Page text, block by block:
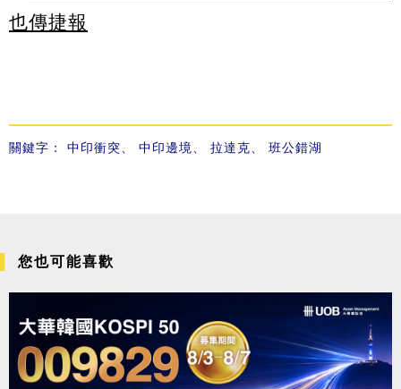
也傳捷報
關鍵字： 中印衝突 中印邊境 拉達克 班公錯湖
您也可能喜歡